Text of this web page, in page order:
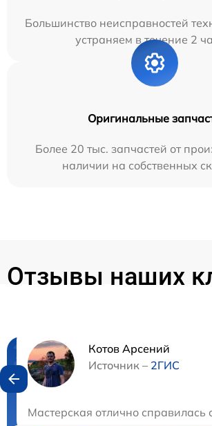
Большинство неисправностей
устраняем в течение 2
Оригинальные
Более 20 тыс. запчастей от
наличии на собственных
Отзывы наших
Котов Арсений
Источник – 2ГИС
Мастерская отлично
Нужна